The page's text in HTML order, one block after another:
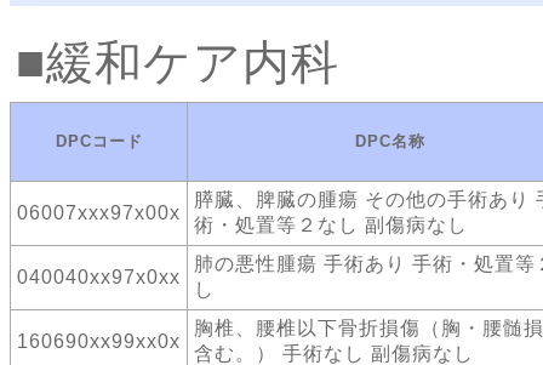
緩和ケア内科
DPCコード DPC名称
06007xxx97x00x
膵臓、脾臓の腫瘍 その他の手術あり
術・処置等２なし 副傷病なし
040040xx97x0xx
肺の悪性腫瘍 手術あり 手術・処置等
し
160690xx99xx0x
胸椎、腰椎以下骨折損傷（胸・腰髄
含む。） 手術なし 副傷病なし